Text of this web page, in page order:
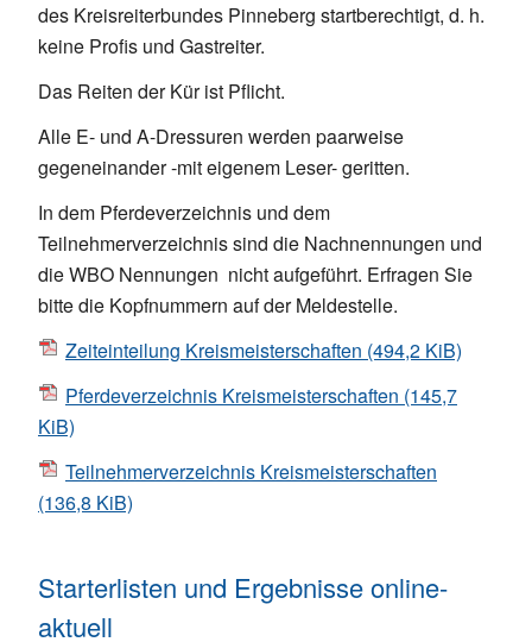
des Kreisreiterbundes Pinneberg startberechtigt, d. h.
keine Profis und Gastreiter.
Das Reiten der Kür ist Pflicht.
Alle E- und A-Dressuren werden paarweise
gegeneinander -mit eigenem Leser- geritten.
In dem Pferdeverzeichnis und dem
Teilnehmerverzeichnis sind die Nachnennungen und
die WBO Nennungen nicht aufgeführt. Erfragen Sie
bitte die Kopfnummern auf der Meldestelle.
Zeiteinteilung Kreismeisterschaften (494,2 KiB)
Pferdeverzeichnis Kreismeisterschaften (145,7
KiB)
Teilnehmerverzeichnis Kreismeisterschaften
(136,8 KiB)
Starterlisten und Ergebnisse online-
aktuell